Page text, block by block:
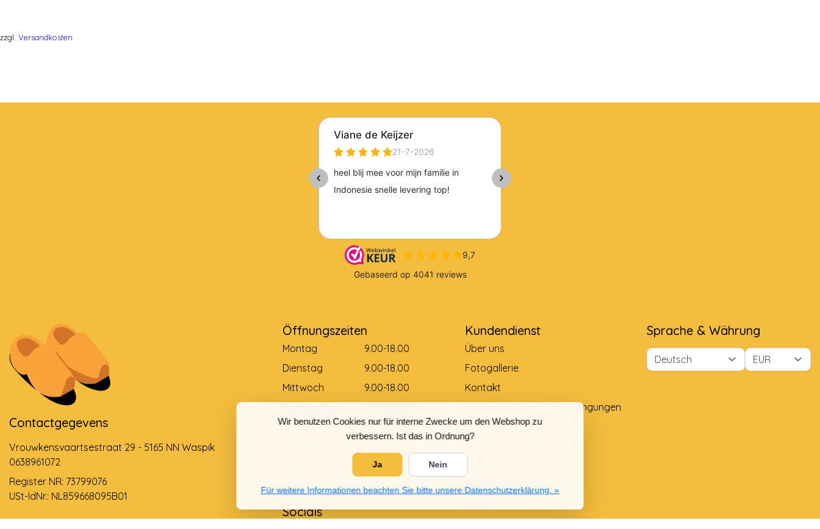
Wir benutzen Cookies nur für interne Zwecke um den Webshop zu
verbessern. Ist das in Ordnung?
Ja Nein
Für weitere Informationen beachten Sie bitte unsere Datenschutzerklärung. »
zzgl. Versandkosten
Contactgegevens
Vrouwkensvaartsestraat 29 - 5165 NN Waspik
0638961072
Register NR: 73799076
USt-IdNr.: NL859668095B01
Öffnungszeiten
Montag
9.00-18.00
Dienstag
9.00-18.00
Mittwoch
9.00-18.00
Freitag
0.900-18.00
Gesloten
Socials
Kundendienst
Über uns
Fotogallerie
Kontakt
Allgemeine Geschäftsbedingungen
Zahlungsmethode
Größentabelle
Sprache & Währung